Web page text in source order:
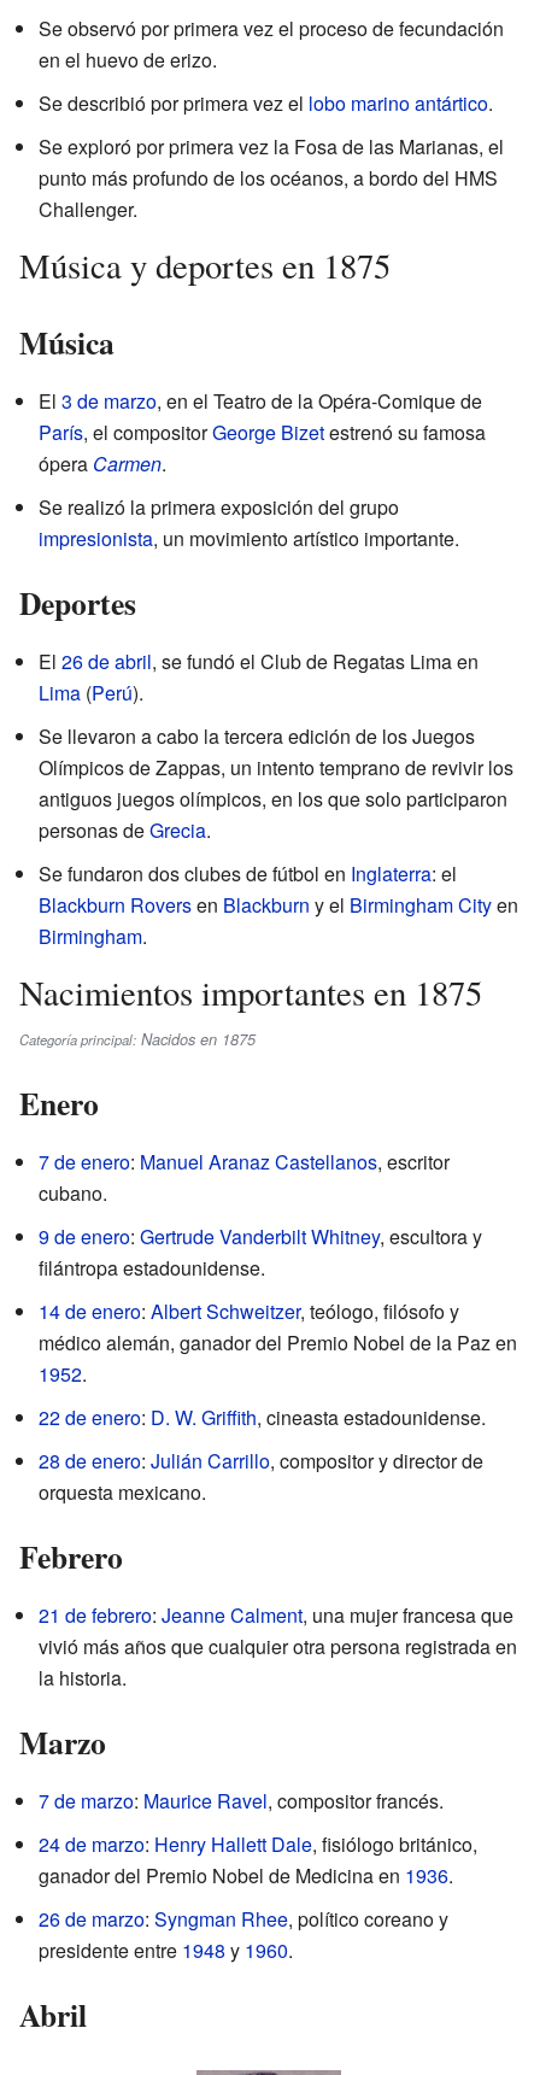
Se observó por primera vez el proceso de fecundación
en el huevo de erizo.
Se describió por primera vez el lobo marino antártico.
Se exploró por primera vez la Fosa de las Marianas, el
punto más profundo de los océanos, a bordo del HMS
Challenger.
Música y deportes en 1875
Música
El 3 de marzo, en el Teatro de la Opéra-Comique de
París, el compositorGeorge Bizetestrenó su famosa
ópera Carmen.
Se realizó la primera exposición del grupo
impresionista, un movimiento artístico importante.
Deportes
El 26 de abril, se fundó el Club de Regatas Lima en
Lima (Perú).
Se llevaron a cabo la tercera edición de los Juegos
Olímpicos de Zappas, un intento temprano de revivir los
antiguos juegos olímpicos, en los que solo participaron
personas deGrecia.
Se fundaron dos clubes de fútbol en Inglaterra: el
Blackburn Roversen Blackburn y el Birmingham Cityen
Birmingham.
Nacimientos importantes en 1875
Categoría principal: Nacidos en 1875
Enero
7 de enero: Manuel Aranaz Castellanos, escritor
cubano.
9 de enero: Gertrude Vanderbilt Whitney, escultora y
filántropa estadounidense.
14 de enero: Albert Schweitzer, teólogo, filósofo y
médico alemán, ganador del Premio Nobel de la Paz en
1952.
22 de enero: D. W. Griffith, cineasta estadounidense.
28 de enero: Julián Carrillo, compositor y director de
orquesta mexicano.
Febrero
21 de febrero: Jeanne Calment, una mujer francesa que
vivió más años que cualquier otra persona registrada en
la historia.
Marzo
7 de marzo: Maurice Ravel, compositor francés.
24 de marzo: Henry Hallett Dale, fisiólogo británico,
ganador del Premio Nobel de Medicina en 1936.
26 de marzo: Syngman Rhee, político coreano y
presidente entre 1948 y 1960.
Abril